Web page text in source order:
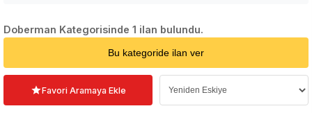
Doberman Kategorisinde 1 ilan bulundu.
Bu kategoride ilan ver
Favori Aramaya Ekle